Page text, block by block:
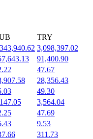
TRY
3,098,397.02
91,400.90
47.67
28,356.43
49.30
3,564.04
47.69
9.53
311.73